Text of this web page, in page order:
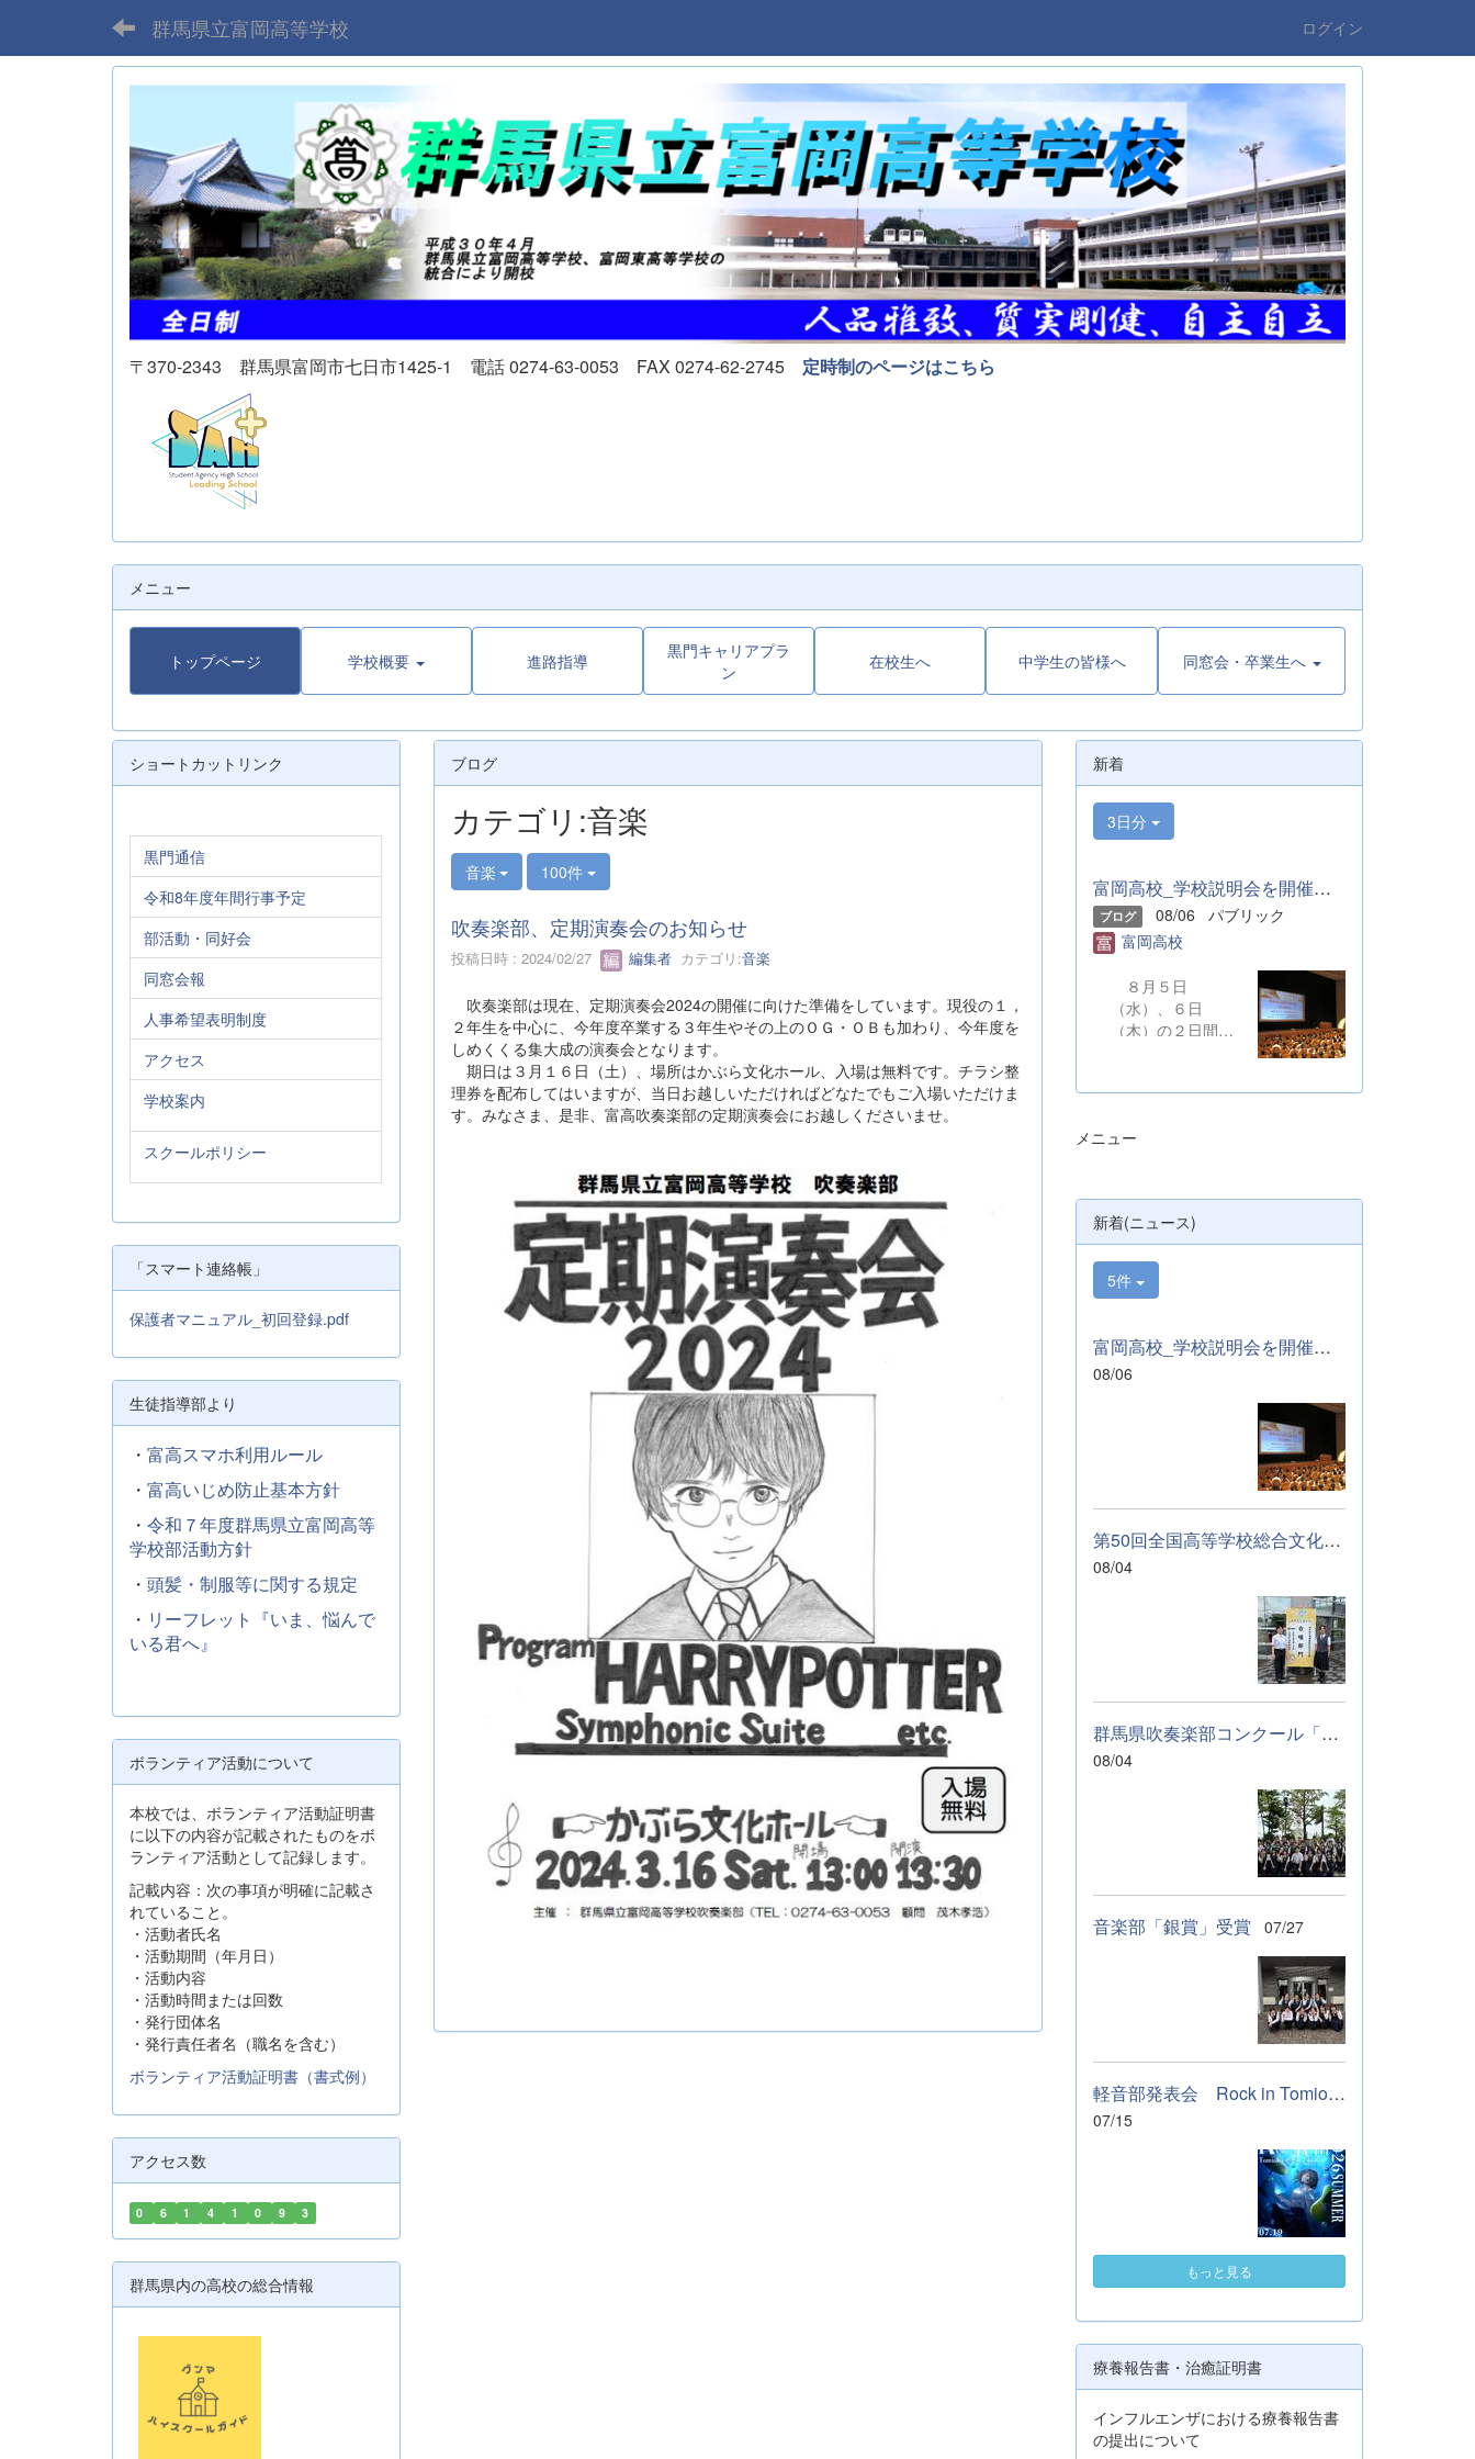
群馬県立富岡高等学校 ログイン
〒370-2343 群馬県富岡市七日市1425-1 電話 0274-63-0053 FAX 0274-62-2745 定時制のページはこちら
メニュー
トップページ 学校概要 進路指導
黒門キャリアプラ
ン
在校生へ 中学生の皆様へ 同窓会・卒業生へ
ブログ
カテゴリ:音楽
音楽 100件
吹奏楽部、定期演奏会のお知らせ
投稿日時 : 2024/02/27 編集者カテゴリ:音楽
吹奏楽部は現在、定期演奏会2024の開催に向けた準備をしています。現役の１，
２年生を中心に、今年度卒業する３年生やその上のＯＧ・ＯＢも加わり、今年度を
しめくくる集大成の演奏会となります。
期日は３月１６日（土）、場所はかぶら文化ホール、入場は無料です。チラシ整
理券を配布してはいますが、当日お越しいただければどなたでもご入場いただけま
す。みなさま、是非、富高吹奏楽部の定期演奏会にお越しくださいませ。
ショートカットリンク
黒門通信
令和8年度年間行事予定
部活動・同好会
同窓会報
人事希望表明制度
アクセス
学校案内
スクールポリシー
「スマート連絡帳」
保護者マニュアル_初回登録.pdf
生徒指導部より
・ 富高スマホ利用ルール
・ 富高いじめ防止基本方針
・ 令和７年度群馬県立富岡高等
学校部活動方針
・ 頭髪・制服等に関する規定
・ リーフレット『いま、悩んで
いる君へ』
ボランティア活動について
本校では、ボランティア活動証明書
に以下の内容が記載されたものをボ
ランティア活動として記録します。
記載内容：次の事項が明確に記載さ
れていること。
・活動者氏名
・活動期間（年月日）
・活動内容
・活動時間または回数
・発行団体名
・発行責任者名（職名を含む）
ボランティア活動証明書（書式例）
アクセス数
0 6 1 4 1 0 9 3
群馬県内の高校の総合情報
新着
3日分
富岡高校_学校説明会を開催しました
ブログ 08/06
パブリック
富岡高校
８月５日
（水）、６日
（木）の２日間に
て、本校学校説明
した。たくさんの
いただきました。
お忙しい中、ご来
場ありがとうござ
いました。 ま
た、各日およそ80
の生徒が各係業務
や進行、学校紹介
説明、探究発表な
幸いです。 &nbsp;
&nbsp; なお、本
校は今年度、群馬
県教育委員会から
徒の育成」に取り
組んでまいりま
メニュー
新着(ニュース)
5件
富岡高校_学校説明会を開催しました
08/06
第50回全国高等学校総合文化祭「音楽部」のご報告
08/04
群馬県吹奏楽部コンクール「銀賞」受賞しました
08/04
音楽部「銀賞」受賞 07/27
軽音部発表会 Rock in Tomioka High school 開催します
07/15
もっと見る
療養報告書・治癒証明書
インフルエンザにおける療養報告書
の提出について